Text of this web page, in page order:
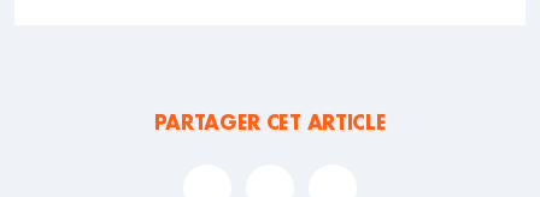
PARTAGER CET ARTICLE